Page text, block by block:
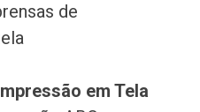
de
em Tela